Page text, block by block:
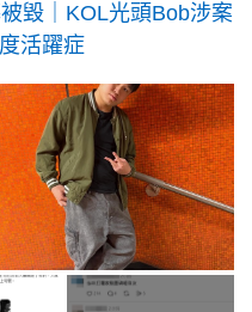
毀｜KOL光頭Bob涉案
活躍症